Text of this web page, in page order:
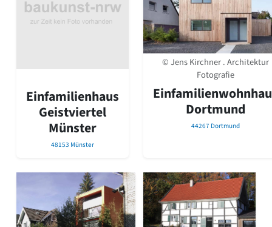
Romanik
Vorromanik
Freunde & Förderer
Kontakt
Impressum
Datenschutz
Einfamilienhaus
Geistviertel
Münster
48153 Münster
© Jens Kirchner . Architektur
Fotografie
Dortmund
44267 Dortmund